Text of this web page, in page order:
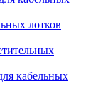
лотков
кабельных